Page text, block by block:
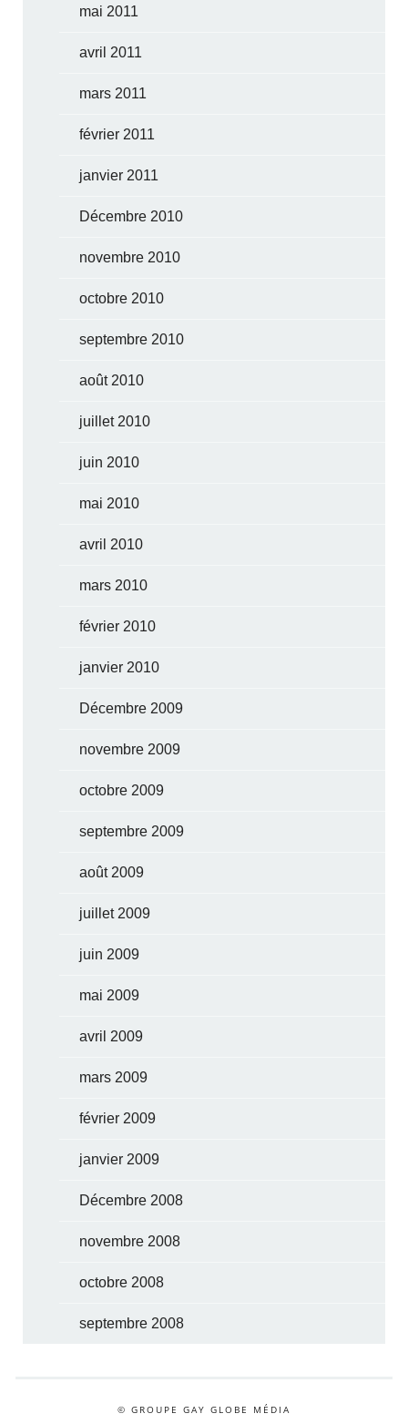
mai 2011
avril 2011
mars 2011
février 2011
janvier 2011
Décembre 2010
novembre 2010
octobre 2010
septembre 2010
août 2010
juillet 2010
juin 2010
mai 2010
avril 2010
mars 2010
février 2010
janvier 2010
Décembre 2009
novembre 2009
octobre 2009
septembre 2009
août 2009
juillet 2009
juin 2009
mai 2009
avril 2009
mars 2009
février 2009
janvier 2009
Décembre 2008
novembre 2008
octobre 2008
septembre 2008
© GROUPE GAY GLOBE MÉDIA